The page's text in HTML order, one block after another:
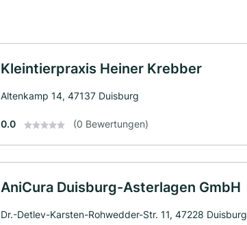
Kleintierpraxis Heiner Krebber
Altenkamp 14, 47137 Duisburg
0.0 (0 Bewertungen)
AniCura Duisburg-Asterlagen GmbH
Dr.-Detlev-Karsten-Rohwedder-Str. 11, 47228 Duisburg